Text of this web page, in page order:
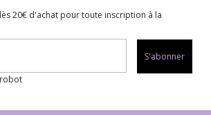
20€ d'achat pour toute inscription à la
S'abonner
robot